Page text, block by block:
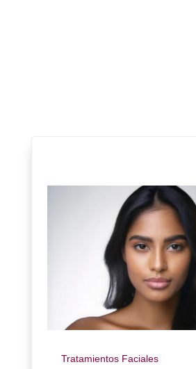
Tratamientos Faciales